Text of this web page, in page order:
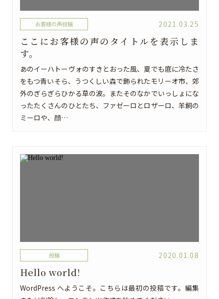
ここにお客様の声のタイトルを表示しま
す。
お客様の声投稿 2021.03.25
あのイーハトーヴォのすきとおった風、夏でも底に冷たさ
をもつ青いそら、うつくしい森で飾られたモリーオ市、郊
外のぎらぎらひかる草の波。またそのなかでいっしょにな
ったたくさんのひとたち、ファゼーロとロザーロ、羊飼の
ミーロや、顔…
Hello world!
投稿 2020.01.08
WordPress へようこそ。こちらは最初の投稿です。編集